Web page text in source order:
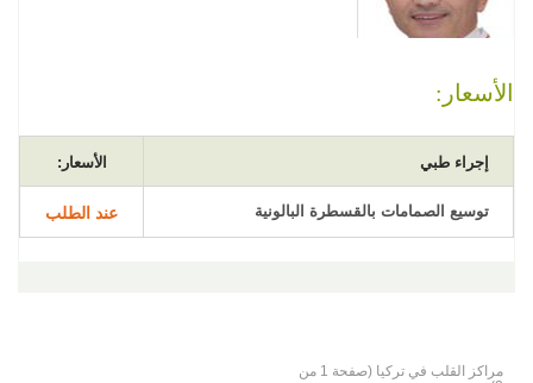
الأسعار:
إجراء طبي الأسعار:
توسيع الصمامات بالقسطرة البالونية عند الطلب
مراكز القلب في تركيا (صفحة 1 من